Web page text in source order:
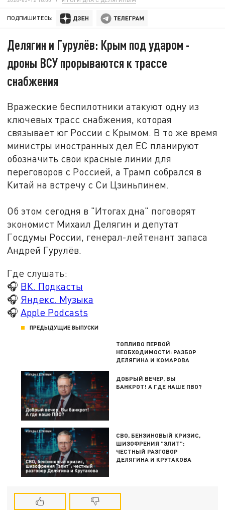
ПОДПИШИТЕСЬ:
Делягин и Гурулёв: Крым под ударом -
дроны ВСУ прорываются к трассе
снабжения
Вражеские беспилотники атакуют одну из
ключевых трасс снабжения, которая
связывает юг России с Крымом. В то же время
министры иностранных дел ЕС планируют
обозначить свои красные линии для
переговоров с Россией, а Трамп собрался в
Китай на встречу с Си Цзиньпинем.
Об этом сегодня в "Итогах дна" поговорят
экономист Михаил Делягин и депутат
Госдумы России, генерал-лейтенант запаса
Андрей Гурулёв.
Где слушать:
🎧 ВК. Подкасты
🎧 Яндекс. Музыка
🎧 Apple Podcasts
ПРЕДЫДУЩИЕ ВЫПУСКИ
ТОПЛИВО ПЕРВОЙ
НЕОБХОДИМОСТИ: РАЗБОР
ДЕЛЯГИНА И КОМАРОВА
ДОБРЫЙ ВЕЧЕР, ВЫ
БАНКРОТ! А ГДЕ НАШЕ ПВО?
СВО, БЕНЗИНОВЫЙ КРИЗИС,
ШИЗОФРЕНИЯ "ЭЛИТ":
ЧЕСТНЫЙ РАЗГОВОР
ДЕЛЯГИНА И КРУТАКОВА